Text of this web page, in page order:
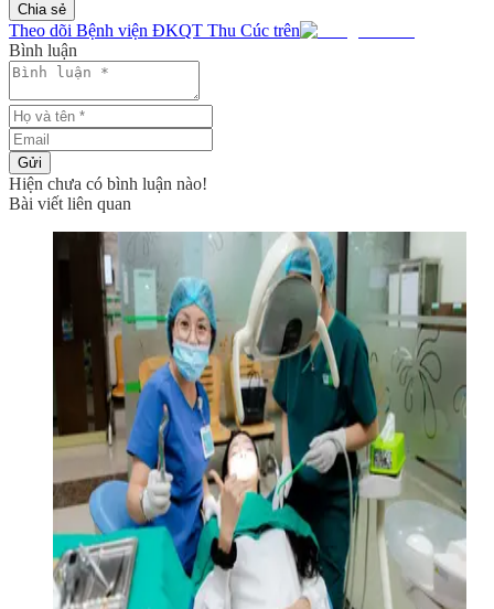
Chia sẻ
Theo dõi Bệnh viện ĐKQT Thu Cúc trên
Bình luận
Gửi
Hiện chưa có bình luận nào!
Bài viết liên quan